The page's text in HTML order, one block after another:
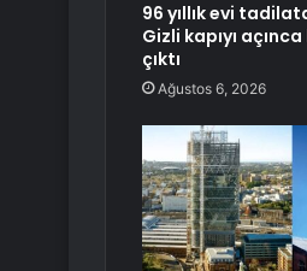
96 yıllık evi
Gizli kapıyı
çıktı
Ağustos 6, 2026